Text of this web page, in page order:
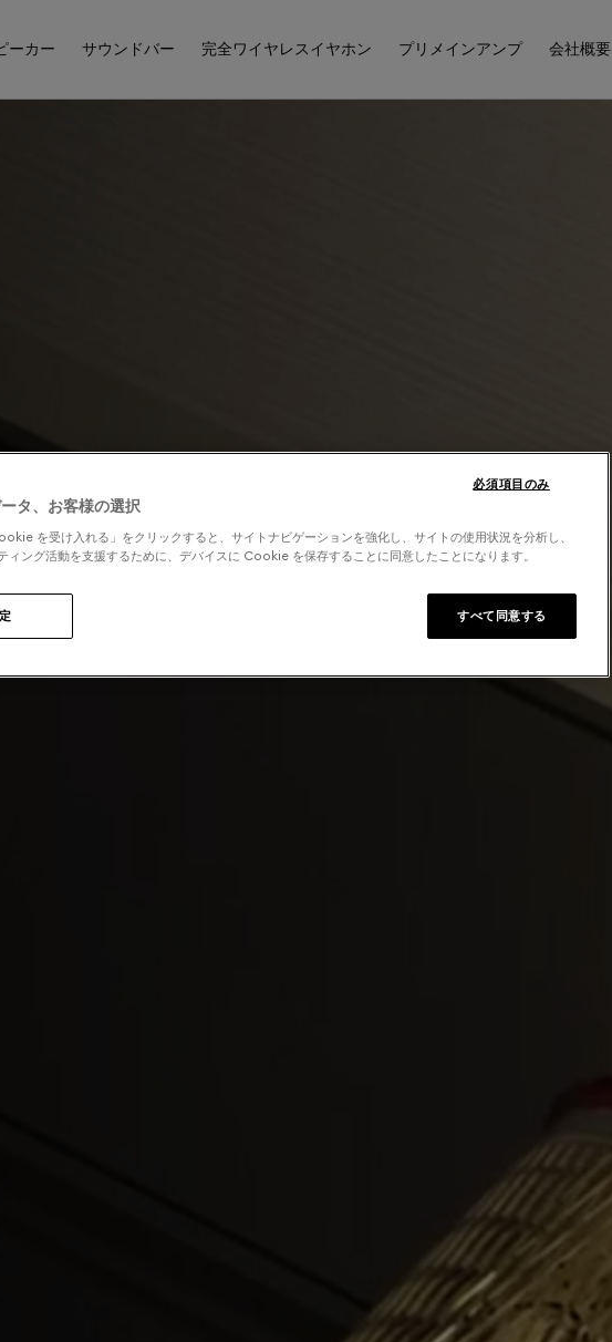
ーカー サウンドバー 完全ワイヤレスイヤホン プリメインアンプ 会社概要
タ、お客様の選択
を受け入れる」をクリックすると、サイトナビゲーションを強化し、サイトの使用状況を分析し、
ィング活動を支援するために、デバイスに Cookie を保存することに同意したことになります。
必須項目のみ
すべて同意する